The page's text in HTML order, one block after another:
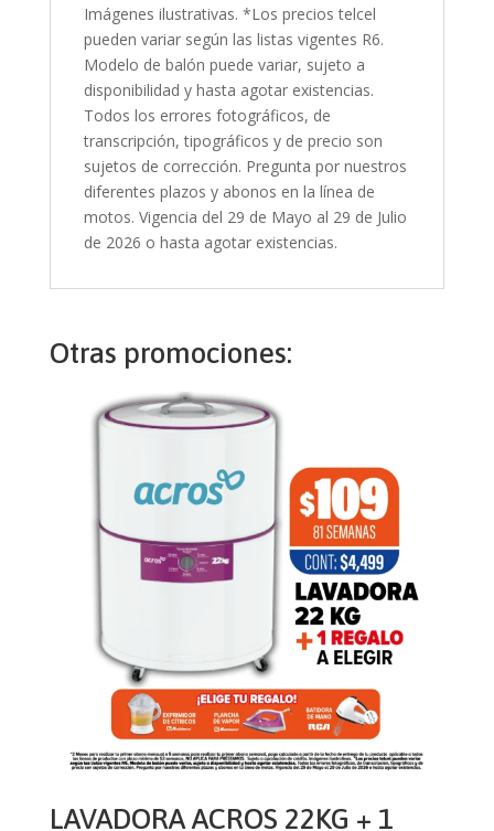
Imágenes ilustrativas. *Los precios telcel
pueden variar según las listas vigentes R6.
Modelo de balón puede variar, sujeto a
disponibilidad y hasta agotar existencias.
Todos los errores fotográficos, de
transcripción, tipográficos y de precio son
sujetos de corrección. Pregunta por nuestros
diferentes plazos y abonos en la línea de
motos. Vigencia del 29 de Mayo al 29 de Julio
de 2026 o hasta agotar existencias.
Otras promociones:
LAVADORA ACROS 22KG + 1